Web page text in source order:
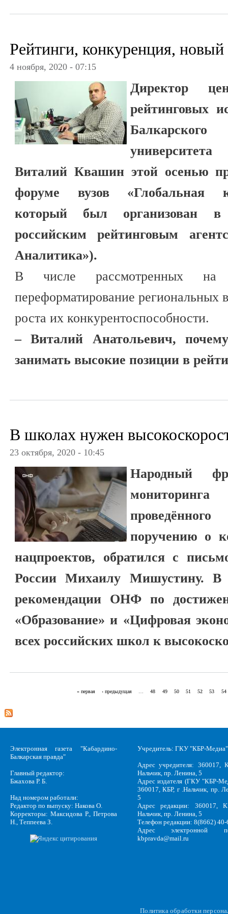
Рейтинги, конкуренция,
4 ноября, 2020 - 07:15
Директор
рейтинговых
Виталий Квашин этой осенью
форуме вузов «Глобальная
который был организован
российским рейтинговым
Аналитика»).
В числе рассмотренных
переформатирование региональных
роста их конкурентоспособности.
– Виталий Анатольевич,
занимать высокие позиции в
В школах нужен
23 октября, 2020 - 10:45
Народный
поручению о
нацпроектов, обратился с
России Михаилу Мишустину. В
рекомендации ОНФ по
«Образование» и «Цифровая
всех российских школ к
« первая ‹ предыдущая … 48 49 50 51 52 53 54
Электронная газета "Кабардино-
Балкарская правда"
Главный редактор:
Бжахова Р. Б.
Над номером работали:
Редактор по выпуску: Накова О.
Корректоры: Максидова Р., Петрова
Н., Теппеева З.
Учредитель: ГКУ "КБР-Медиа"
Адрес учредителя: 360017,
Нальчик, пр. Ленина, 5
Адрес издателя (ГКУ "КБР-
360017, КБР, г .Нальчик, пр.
5
Адрес редакции: 360017,
Нальчик, пр. Ленина, 5
Телефон редакции: 8(8662)
Адрес электронной
kbpravda@mail.ru
Политика обработки